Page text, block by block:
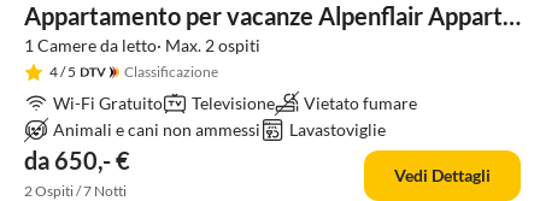
Appartamento per vacanze Alpenflair Appartamento per Vacanze 234
1 Camere da letto· Max. 2 ospiti
4/ 5 Classificazione
Wi-Fi Gratuito Televisione
Vietato fumare
Animali e cani non ammessi
Lavastoviglie
da 650,- €
2 Ospiti / 7 Notti
Vedi Dettagli